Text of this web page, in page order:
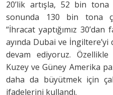
20’lik artışla, 52 bin
sonunda 130 bin tona
“İhracat yaptığımız
ayında Dubai ve
devam ediyoruz.
Kuzey ve Güney Amerika
daha da büyütmek için
ifadelerini kullandı.